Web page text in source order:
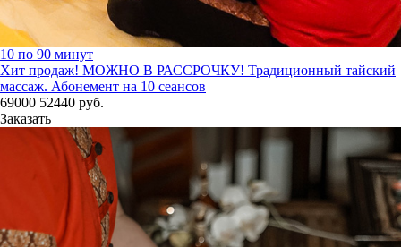
10 по 90 минут
Хит продаж! МОЖНО В РАССРОЧКУ! Традиционный тайский
массаж. Абонемент на 10 сеансов
69000 52440 руб.
Заказать